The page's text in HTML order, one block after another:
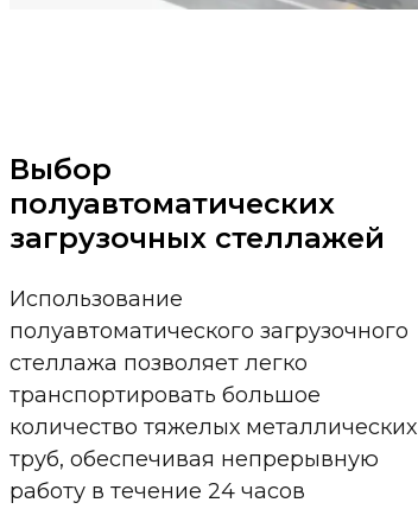
Выбор
полуавтоматических
загрузочных стеллажей
Использование
полуавтоматического загрузочного
стеллажа позволяет легко
транспортировать большое
количество тяжелых металлических
труб, обеспечивая непрерывную
работу в течение 24 часов